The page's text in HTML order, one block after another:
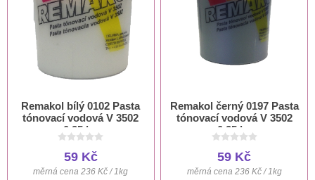
Remakol bílý 0102 Pasta
tónovací vodová V 3502
0,25 kg
59 Kč
měrná cena 236 Kč / 1kg
Remakol černý 0197 Pasta
tónovací vodová V 3502
0,25 kg
59 Kč
měrná cena 236 Kč / 1kg